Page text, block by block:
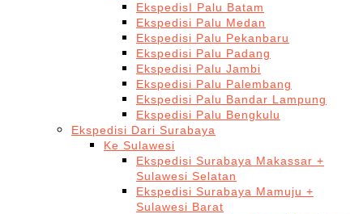
EkspedisI Palu Batam
Ekspedisi Palu Medan
Ekspedisi Palu Pekanbaru
Ekspedisi Palu Padang
Ekspedisi Palu Jambi
Ekspedisi Palu Palembang
Ekspedisi Palu Bandar Lampung
Ekspedisi Palu Bengkulu
Ekspedisi Dari Surabaya
Ke Sulawesi
Ekspedisi Surabaya Makassar +
Sulawesi Selatan
Ekspedisi Surabaya Mamuju +
Sulawesi Barat